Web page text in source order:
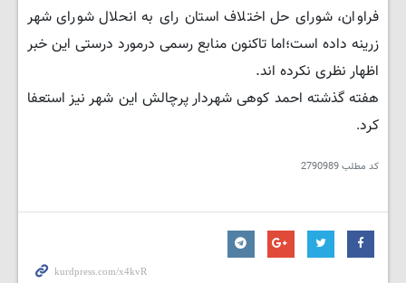
فراوان، شورای حل اختلاف استان رای به انحلال شورای شهر
زرینه داده است؛اما تاکنون منابع رسمی درمورد درستی این خبر
اظهار نظری نکرده اند.
هفته گذشته احمد کوهی شهردار پرچالش این شهر نیز استعفا
کرد.
کد مطلب2790989